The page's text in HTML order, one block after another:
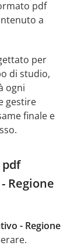
pdf
a
per
di studio,
ogni
gestire
finale e
Regione
- Regione